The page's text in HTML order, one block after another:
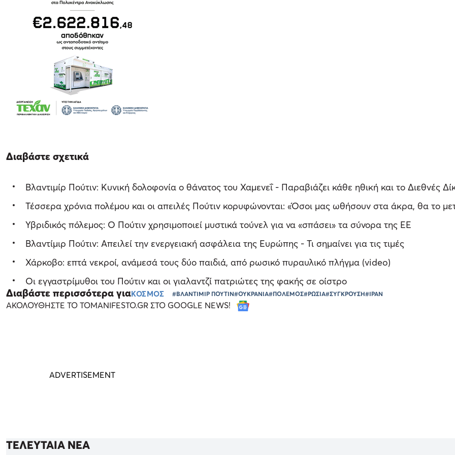
Διαβάστε σχετικά
Βλαντιμίρ Πούτιν: Κυνική δολοφονία ο θάνατος του Χαμενεΐ - Παραβιάζει κάθε ηθική και το Διεθνές
Τέσσερα χρόνια πολέμου και οι απειλές Πούτιν κορυφώνονται: «Όσοι μας ωθήσουν στα άκρα, θα το
Υβριδικός πόλεμος: Ο Πούτιν χρησιμοποιεί μυστικά τούνελ για να «σπάσει» τα σύνορα της ΕΕ
Βλαντίμιρ Πούτιν: Απειλεί την ενεργειακή ασφάλεια της Ευρώπης - Τι σημαίνει για τις τιμές
Χάρκοβο: επτά νεκροί, ανάμεσά τους δύο παιδιά, από ρωσικό πυραυλικό πλήγμα (video)
Οι εγγαστρίμυθοι του Πούτιν και οι γιαλαντζί πατριώτες της φακής σε οίστρο
Διαβάστε περισσότερα γιαΚΟΣΜΟΣ #ΒΛΑΝΤΙΜΙΡ ΠΟΥΤΙΝ#ΟΥΚΡΑΝΙΑ#ΠΟΛΕΜΟΣ#ΡΩΣΙΑ#ΣΥΓΚΡΟΥΣΗ#ΙΡΑΝ
ΑΚΟΛΟΥΘΗΣΤΕ ΤΟ TOMANIFESTO.GR ΣΤΟ GOOGLE NEWS!
ΤΕΛΕΥΤΑΙΑ ΝΕΑ